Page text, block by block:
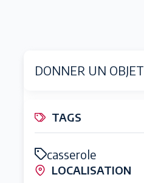
DONNER UN OBJET
TAGS
casserole
LOCALISATION